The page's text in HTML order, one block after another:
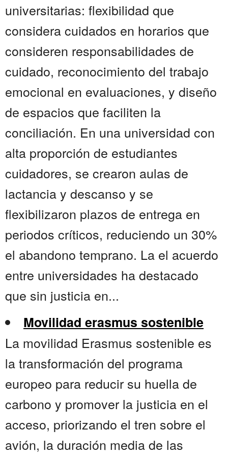
universitarias: flexibilidad que
considera cuidados en horarios que
consideren responsabilidades de
cuidado, reconocimiento del trabajo
emocional en evaluaciones, y diseño
de espacios que faciliten la
conciliación. En una universidad con
alta proporción de estudiantes
cuidadores, se crearon aulas de
lactancia y descanso y se
flexibilizaron plazos de entrega en
periodos críticos, reduciendo un 30%
el abandono temprano. La el acuerdo
entre universidades ha destacado
que sin justicia en...
Movilidad erasmus sostenible
La movilidad Erasmus sostenible es
la transformación del programa
europeo para reducir su huella de
carbono y promover la justicia en el
acceso, priorizando el tren sobre el
avión, la duración media de las